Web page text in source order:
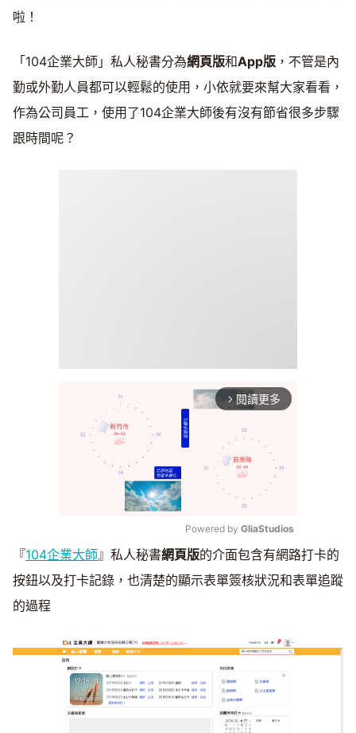
啦！
「104企業大師」私人秘書分為網頁版和App版 ，不管是內
勤或外勤人員都可以輕鬆的使用，小依就要來幫大家看看，
作為公司員工，使用了104企業大師後有沒有節省很多步驟
跟時間呢？
arrow_forward_ios 閱讀更多
Mute
Powered by GliaStudios
『104企業大師』私人秘書網頁版的介面包含有網路打卡的
按鈕以及打卡記錄，也清楚的顯示表單簽核狀況和表單追蹤
的過程